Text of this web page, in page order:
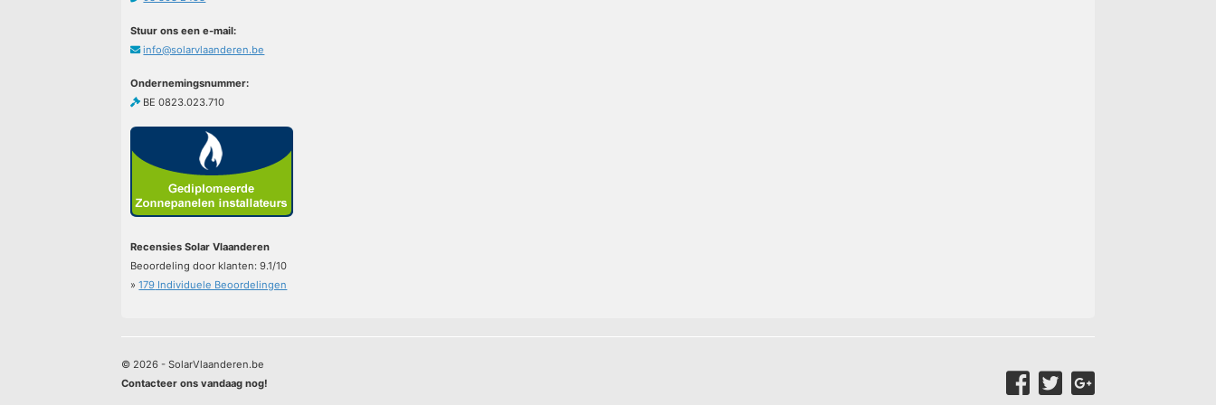
Stuur ons een e-mail:
info@solarvlaanderen.be
Ondernemingsnummer:
BE 0823.023.710
Recensies Solar Vlaanderen
Beoordeling door klanten:9.1/10
»179 Individuele Beoordelingen
© 2026 - SolarVlaanderen.be
Contacteer ons vandaag nog!